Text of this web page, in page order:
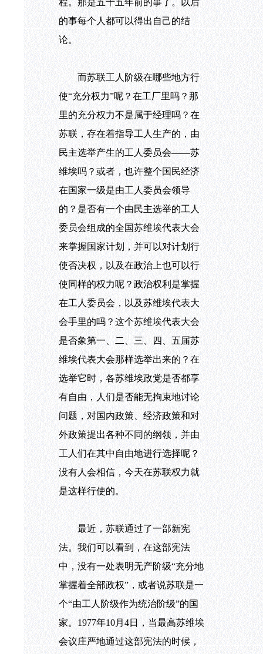
程。那是五十五年前的事了。以后
的事每个人都可以得出自己的结
论。
而苏联工人阶级在哪些地方行
使“充分权力”呢？在工厂里吗？那
里的充分权力不是属于经理吗？在
苏联，存在着指导工人生产的，由
民主选举产生的工人委员会——苏
维埃吗？或者，也许整个国民经济
在国家一级是由工人委员会领导
的？是否有一个由民主选举的工人
委员会组成的全国苏维埃代表大会
来掌握国家计划，并可以对计划行
使否决权，以及在政治上也可以行
使同样的权力呢？政治权利是掌握
在工人委员会，以及苏维埃代表大
会手里的吗？这个苏维埃代表大会
是否象第一、二、三、四、五届苏
维埃代表大会那样选举出来的？在
选举它时，各苏维埃政党是否都享
有自由，人们是否能无拘束地讨论
问题，对国内政策、经济政策和对
外政策提出各种不同的纲领，并由
工人们在其中自由地进行选择呢？
没有人会相信，今天在苏联权力就
是这样行使的。
最近，苏联通过了一部新宪
法。我们可以看到，在这部宪法
中，没有一处表明无产阶级“充分地
掌握着全部政权”，或者说苏联是一
个“由工人阶级作为统治阶级”的国
家。 1977年10月 4日，当最高苏维埃
会议庄严地通过这部宪法的时候，